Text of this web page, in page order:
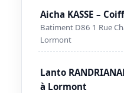
Aicha KASSE –
Batiment D86 1 Rue
Lormont
Lanto
à Lormont